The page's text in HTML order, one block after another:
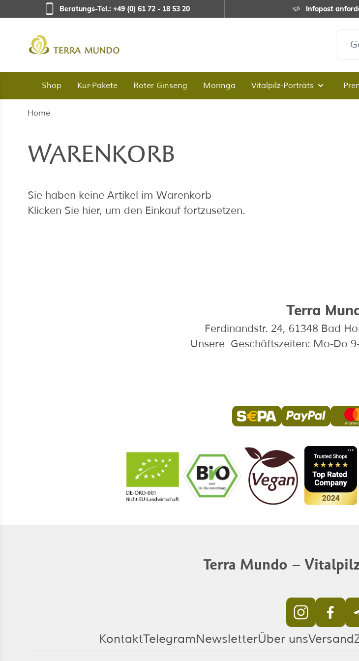
Direkt zum InhaltBeratungs-Tel.: +49 (0) 61 72 - 18 53 20 Infopost
Shop Kur-Pakete Roter Ginseng Moringa
Vitalpilz-Porträts
Home
WARENKORB
Sie haben keine Artikel im Warenkorb
Klicken Sie hier, um den Einkauf fortzusetzen.
Terra
Ferdinandstr. 24, 61348 Bad
Unsere Geschäftszeiten: Mo-Do
Terra Mundo –
KontaktTelegramNewsletterÜber unsVersand